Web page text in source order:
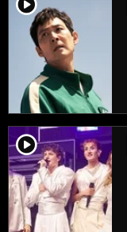
player2